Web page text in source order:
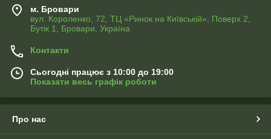
м. Бровари
вул. Короленко, 72, ТЦ «Ринок на Київській», Поверх 2,
Бутік 1, Бровари, Україна
Контакти
Сьогодні працює з 10:00 до 19:00
Показати весь графік роботи
Про нас